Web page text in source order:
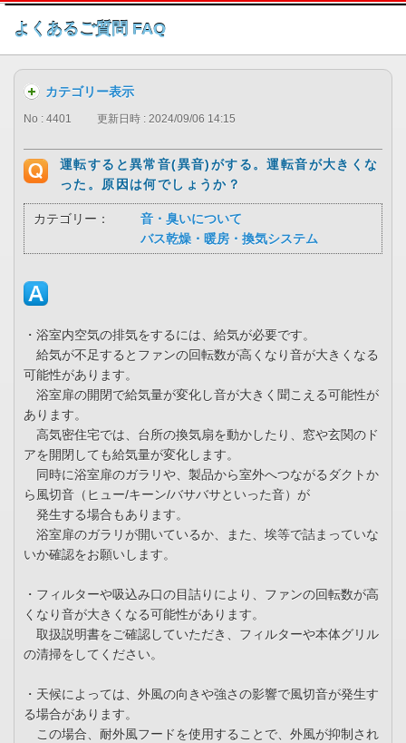
このページの本文へ
よくあるご質問 FAQ
カテゴリー表示
No : 4401 更新日時 : 2024/09/06 14:15
運転すると異常音(異音)がする。運転音が大きくな
った。原因は何でしょうか？
カテゴリー：
音・臭いについて
バス乾燥・暖房・換気システム
・浴室内空気の排気をするには、給気が必要です。
給気が不足するとファンの回転数が高くなり音が大きくなる
可能性があります。
浴室扉の開閉で給気量が変化し音が大きく聞こえる可能性が
あります。
高気密住宅では、台所の換気扇を動かしたり、窓や玄関のド
アを開閉しても給気量が変化します。
同時に浴室扉のガラリや、製品から室外へつながるダクトか
ら風切音（ヒュー/キーン/バサバサといった音）が
発生する場合もあります。
浴室扉のガラリが開いているか、また、埃等で詰まっていな
いか確認をお願いします。
・フィルターや吸込み口の目詰りにより、ファンの回転数が高
くなり音が大きくなる可能性があります。
取扱説明書をご確認していただき、フィルターや本体グリル
の清掃をしてください。
・天候によっては、外風の向きや強さの影響で風切音が発生す
る場合があります。
この場合、耐外風フードを使用することで、外風が抑制され